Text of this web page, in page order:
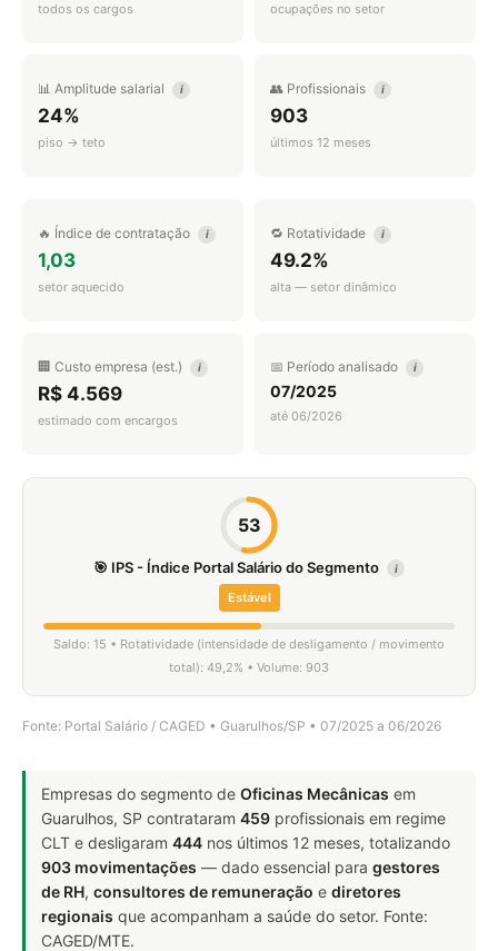
todos os cargos ocupações no setor
📊 Amplitude salarial i
24%
piso → teto
👥 Profissionais i
903
últimos 12 meses
🔥 Índice de contratação i
1,03
setor aquecido
🔁 Rotatividade i
49.2%
alta — setor dinâmico
🏢 Custo empresa (est.) i
R$ 4.569
estimado com encargos
📅 Período analisado i
07/2025
até 06/2026
53
🎯 IPS - Índice Portal Salário do Segmento i
Estável
Saldo: 15 • Rotatividade (intensidade de desligamento / movimento
total): 49,2% • Volume: 903
Fonte: Portal Salário / CAGED • Guarulhos/SP • 07/2025 a 06/2026
Empresas do segmento de Oficinas Mecânicas em
Guarulhos, SP contrataram 459 profissionais em regime
CLT e desligaram 444 nos últimos 12 meses, totalizando
903 movimentações — dado essencial para gestores
de RH, consultores de remuneração e diretores
regionais que acompanham a saúde do setor. Fonte:
CAGED/MTE.